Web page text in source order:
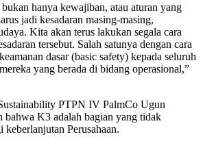
hanya kewajiban, atau aturan yang
jadi kesadaran masing-masing,
Kita akan terus lakukan segala cara
tersebut. Salah satunya dengan cara
dasar (basic safety) kepada seluruh
yang berada di bidang operasional,”
PTPN IV PalmCo Ugun
bahwa K3 adalah bagian yang tidak
keberlanjutan Perusahaan.